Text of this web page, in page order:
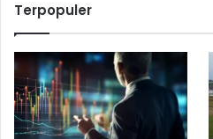
Terpopuler